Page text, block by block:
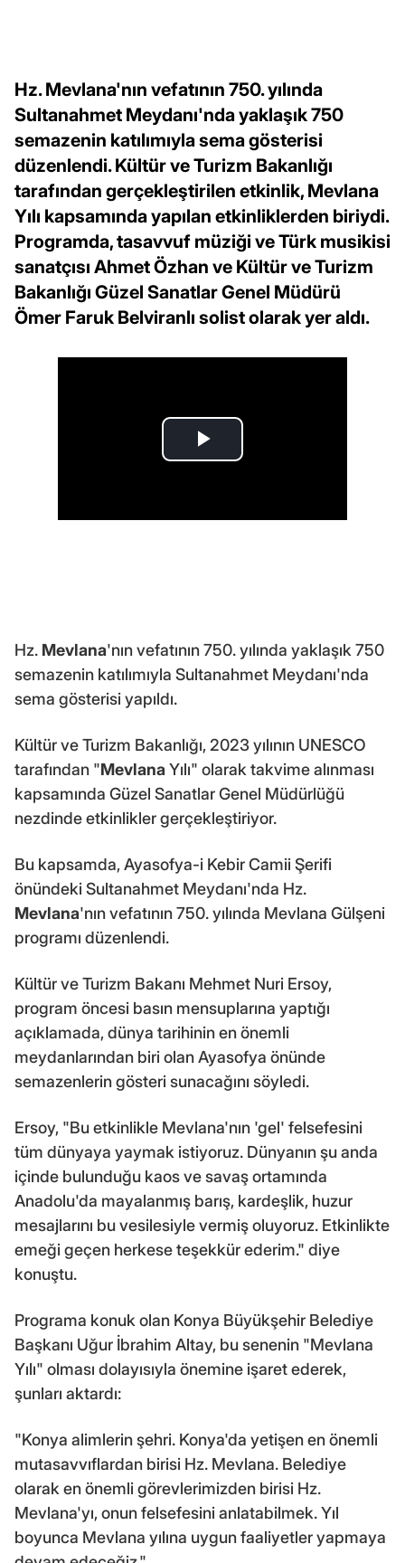
Hz. Mevlana'nın vefatının 750. yılında
Sultanahmet Meydanı'nda yaklaşık 750
semazenin katılımıyla sema gösterisi
düzenlendi. Kültür ve Turizm Bakanlığı
tarafından gerçekleştirilen etkinlik, Mevlana
Yılı kapsamında yapılan etkinliklerden biriydi.
Programda, tasavvuf müziği ve Türk musikisi
sanatçısı Ahmet Özhan ve Kültür ve Turizm
Bakanlığı Güzel Sanatlar Genel Müdürü
Ömer Faruk Belviranlı solist olarak yer aldı.
Hz. Mevlana'nın vefatının 750. yılında yaklaşık 750
semazenin katılımıyla Sultanahmet Meydanı'nda
sema gösterisi yapıldı.
Kültür ve Turizm Bakanlığı, 2023 yılının UNESCO
tarafından "Mevlana Yılı" olarak takvime alınması
kapsamında Güzel Sanatlar Genel Müdürlüğü
nezdinde etkinlikler gerçekleştiriyor.
Bu kapsamda, Ayasofya-i Kebir Camii Şerifi
önündeki Sultanahmet Meydanı'nda Hz.
Mevlana'nın vefatının 750. yılında Mevlana Gülşeni
programı düzenlendi.
Kültür ve Turizm Bakanı Mehmet Nuri Ersoy,
program öncesi basın mensuplarına yaptığı
açıklamada, dünya tarihinin en önemli
meydanlarından biri olan Ayasofya önünde
semazenlerin gösteri sunacağını söyledi.
Ersoy, "Bu etkinlikle Mevlana'nın 'gel' felsefesini
tüm dünyaya yaymak istiyoruz. Dünyanın şu anda
içinde bulunduğu kaos ve savaş ortamında
Anadolu'da mayalanmış barış, kardeşlik, huzur
mesajlarını bu vesilesiyle vermiş oluyoruz. Etkinlikte
emeği geçen herkese teşekkür ederim." diye
konuştu.
Programa konuk olan Konya Büyükşehir Belediye
Başkanı Uğur İbrahim Altay, bu senenin "Mevlana
Yılı" olması dolayısıyla önemine işaret ederek,
şunları aktardı:
"Konya alimlerin şehri. Konya'da yetişen en önemli
mutasavvıflardan birisi Hz. Mevlana. Belediye
olarak en önemli görevlerimizden birisi Hz.
Mevlana'yı, onun felsefesini anlatabilmek. Yıl
boyunca Mevlana yılına uygun faaliyetler yapmaya